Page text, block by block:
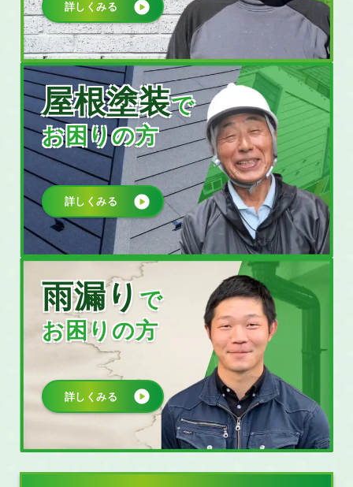
詳しくみる
屋根塗装で
お困りの方
詳しくみる
雨漏りで
お困りの方
詳しくみる